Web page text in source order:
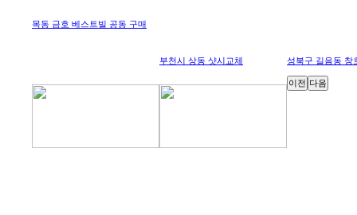
목동 금호 베스트빌 공동 구매
부천시 상동 샷시교체 성북구 길음동 창
이전 다음